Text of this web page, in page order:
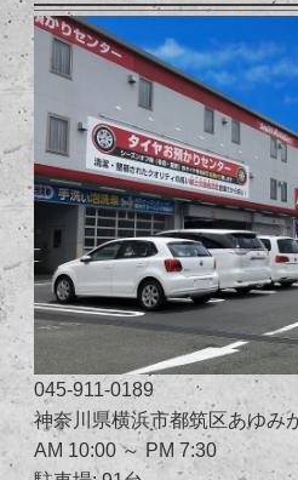
045-911-0189
神奈川県横浜市都筑区あゆみ
AM 10:00 ～ PM 7:30